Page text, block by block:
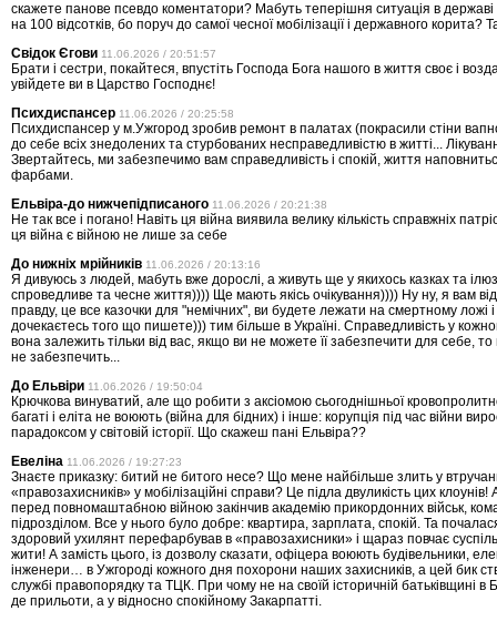
скажете панове псевдо коментатори? Мабуть теперішня ситуація в
на 100 відсотків, бо поруч до самої чесної мобілізації і державного корита?
Свідок Єгови 11.06.2026 / 20:51:57
Брати і сестри, покайтеся, впустіть Господа Бога нашого в життя своє і
увійдете ви в Царство Господнє!
Психдиспансер 11.06.2026 / 20:25:58
Психдиспансер у м.Ужгород зробив ремонт в палатах (покрасили стіни
до себе всіх знедолених та стурбованих несправедливістю в житті...
Звертайтесь, ми забезпечимо вам справедливість і спокій, життя
фарбами.
Ельвіра-до нижчепідписаного 11.06.2026 / 20:21:38
Не так все і погано! Навіть ця війна виявила велику кількість справжніх
ця війна є війною не лише за себе
До нижніх мрійників 11.06.2026 / 20:13:16
Я дивуюсь з людей, мабуть вже дорослі, а живуть ще у якихось казках та
спроведливе та чесне життя)))) Ще мають якісь очікування)))) Ну ну, я вам
правду, це все казочки для "немічних", ви будете лежати на смертному ложі і
дочекаєтесь того що пишете))) тим більше в Україні. Справедливість у
вона залежить тільки від вас, якщо ви не можете її забезпечити для себе, то
не забезпечить...
До Ельвіри 11.06.2026 / 19:50:04
Крючкова винуватий, але що робити з аксіомою сьогоднішньої
багаті і еліта не воюють (війна для бідних) і інше: корупція під час війни
парадоксом у світовій історії. Що скажеш пані Ельвіра??
Евеліна 11.06.2026 / 19:27:23
Знаєте приказку: битий не битого несе? Що мене найбільше злить у
«правозахисників» у мобілізаційні справи? Це підла двуликість цих
перед повномаштабною війною закінчив академію прикордонних військ,
підрозділом. Все у нього було добре: квартира, зарплата, спокій. Та
здоровий ухилянт перефарбував в «правозахисники» і щараз повчає
жити! А замість цього, із дозволу сказати, офіцера воюють будівельники,
інженери… в Ужгороді кожного дня похорони наших захисників, а цей бик
службі правопорядку та ТЦК. При чому не на своїй історичній батьківщині в
де прильоти, а у відносно спокійному Закарпатті.